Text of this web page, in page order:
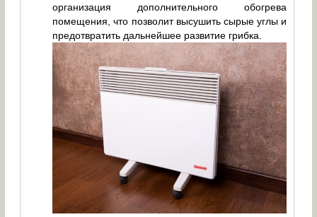
организация дополнительного обогрева
помещения, что позволит высушить сырые углы и
предотвратить дальнейшее развитие грибка.